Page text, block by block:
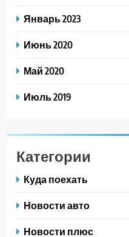
Январь 2023
Июнь 2020
Май 2020
Июль 2019
Категории
Куда поехать
Новости авто
Новости плюс